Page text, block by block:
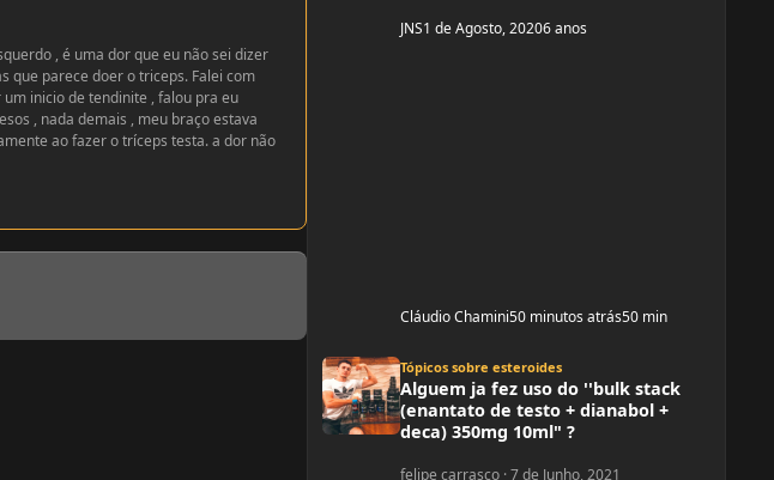
, é uma dor que eu não sei dizer
que parece doer o triceps. Falei com
inicio de tendinite , falou pra eu
, nada demais , meu braço estava
ao fazer o tríceps testa. a dor não
JNS1 de Agosto, 20206 anos
Cláudio Chamini50 minutos atrás50 min
Tópicos sobre esteroides
Alguem ja fez uso do ''bulk stack
(enantato de testo + dianabol +
deca) 350mg 10ml" ?
felipe carrasco·7 de Junho, 2021